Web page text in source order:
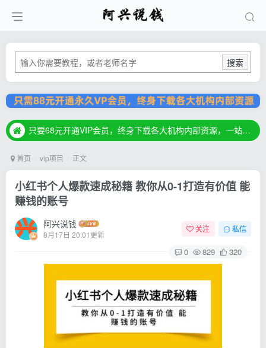
搜索
只要68元开通VIP会员，终身下载各大机构内部资源，一站式草根创业基地，最新最强网赚教程大全，小投入，大回报！
只要68元开通VIP会员，终身下载各大机构内部资源，一站式草根创业基地，最新最强网赚教程大全，小投入，大回报！
首页 vip项目 正文
小红书个人爆款速成秘籍 教你从0-1打造有价值 能
赚钱的账号
阿兴说钱
8月17日 20:01更新
关注 私信
0 829 320